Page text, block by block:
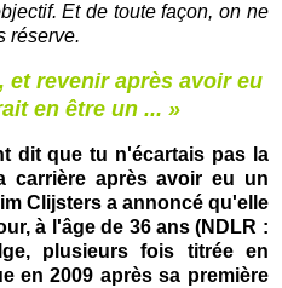
Et de toute façon, on ne
réserve.
et revenir après avoir eu
en être un ... »
dit que tu n'écartais pas la
carrière après avoir eu un
Clijsters a annoncé qu'elle
à l'âge de 36 ans (NDLR :
plusieurs fois titrée en
en 2009 après sa première